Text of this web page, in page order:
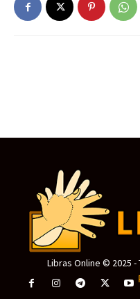
Este site usa
Libras Online © 2025